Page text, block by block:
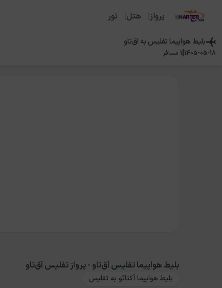
پرواز هتل تور
بلیط هواپیماتفلیس بهآق‌تاو
1405-05-18
|
1 مسافر
بلیط هواپیما تفلیس آق‌تاو - پرواز تفلیس آق‌تاو
بلیط هواپیما آکتائو به تفلیس